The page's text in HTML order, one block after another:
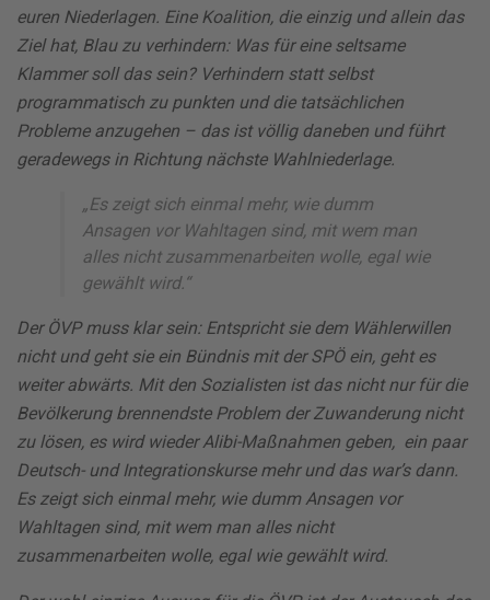
euren Niederlagen. Eine Koalition, die einzig und allein das
Ziel hat, Blau zu verhindern: Was für eine seltsame
Klammer soll das sein? Verhindern statt selbst
programmatisch zu punkten und die tatsächlichen
Probleme anzugehen – das ist völlig daneben und führt
geradewegs in Richtung nächste Wahlniederlage.
„Es zeigt sich einmal mehr, wie dumm
Ansagen vor Wahltagen sind, mit wem man
alles nicht zusammenarbeiten wolle, egal wie
gewählt wird.“
Der ÖVP muss klar sein: Entspricht sie dem Wählerwillen
nicht und geht sie ein Bündnis mit der SPÖ ein, geht es
weiter abwärts. Mit den Sozialisten ist das nicht nur für die
Bevölkerung brennendste Problem der Zuwanderung nicht
zu lösen, es wird wieder Alibi-Maßnahmen geben, ein paar
Deutsch- und Integrationskurse mehr und das war’s dann.
Es zeigt sich einmal mehr, wie dumm Ansagen vor
Wahltagen sind, mit wem man alles nicht
zusammenarbeiten wolle, egal wie gewählt wird.